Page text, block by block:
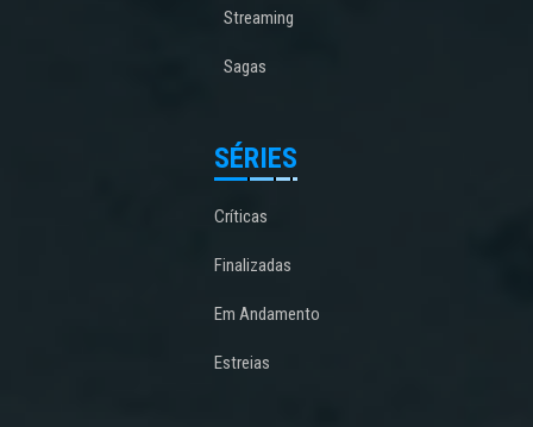
Streaming
Sagas
SÉRIES
Críticas
Finalizadas
Em Andamento
Estreias